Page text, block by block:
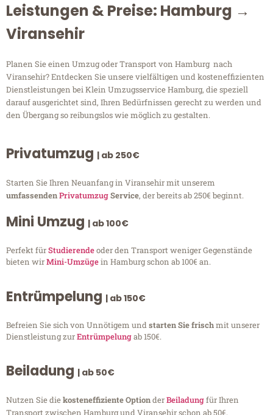
Leistungen & Preise: Hamburg →
Viransehir
Planen Sie einen Umzug oder Transport von Hamburg nach
Viransehir? Entdecken Sie unsere vielfältigen und kosteneffizienten
Dienstleistungen bei Klein Umzugsservice Hamburg, die speziell
darauf ausgerichtet sind, Ihren Bedürfnissen gerecht zu werden und
den Übergang so reibungslos wie möglich zu gestalten.
Privatumzug | ab 250€
Starten Sie Ihren Neuanfang in Viransehir mit unserem
umfassendenPrivatumzugService, der bereits ab 250€ beginnt.
Mini Umzug | ab 100€
Perfekt fürStudierendeoder den Transport weniger Gegenstände
bieten wirMini-Umzügein Hamburg schon ab 100€ an.
Entrümpelung | ab 150€
Befreien Sie sich von Unnötigem undstarten Sie frischmit unserer
Dienstleistung zurEntrümpelungab 150€.
Beiladung | ab 50€
Nutzen Sie diekosteneffiziente OptionderBeiladungfür Ihren
Transport zwischen Hamburg und Viransehir schon ab 50€.